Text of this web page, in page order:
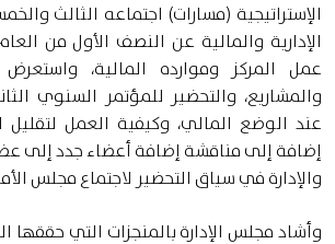
الإستراتيجية (مسارات) اجتماعه الثالث
عمل المركز وموارده المالية،
والمشاريع، والتحضير للمؤتمر السنوي
عند الوضع المالي، وكيفية العمل لتقليل
إضافة إلى مناقشة إضافة أعضاء جدد إلى
والإدارة في سياق التحضير لاجتماع مجلس
وأشاد مجلس الإدارة بالمنجزات التي حققها